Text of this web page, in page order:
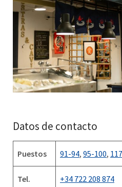
Datos de contacto
Puestos 91-94, 95-100,
Tel. +34 722 208 874